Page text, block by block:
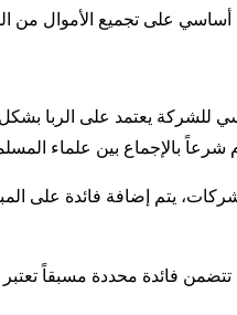
أساسي على تجميع الأموال من
شرعاً بالإجماع بين علماء
يتم إضافة فائدة على
فائدة محددة مسبقاً